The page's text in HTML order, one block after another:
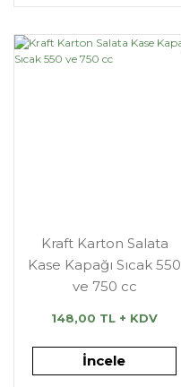
Kraft Karton Salata
Kase Kapağı Sıcak 550
ve 750 cc
148,00 TL + KDV
İncele